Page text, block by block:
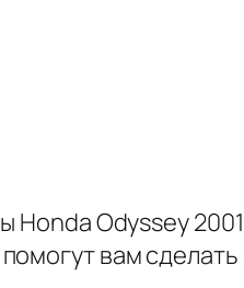
Honda Odyssey
вам